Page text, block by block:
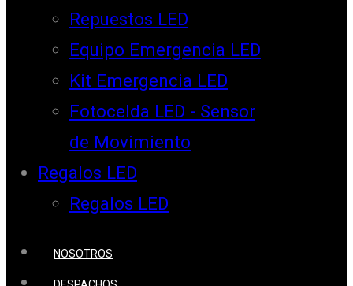
Repuestos LED
Equipo Emergencia LED
Kit Emergencia LED
Fotocelda LED - Sensor
de Movimiento
Regalos LED
Regalos LED
NOSOTROS